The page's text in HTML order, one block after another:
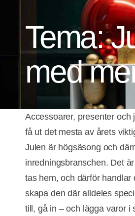
Tema:
med
Accessoarer, presenter och
få ut det mesta av årets
Julen är högsäsong och
inredningsbranschen. Det
tas hem, och därför handlar
skapa den där alldeles
till, gå in – och lägga varor i